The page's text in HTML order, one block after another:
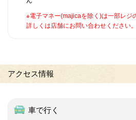
※電子マネー(majicaを除く)は一部レジ
詳しくは店舗にお問い合わせください。
アクセス情報
車で行く